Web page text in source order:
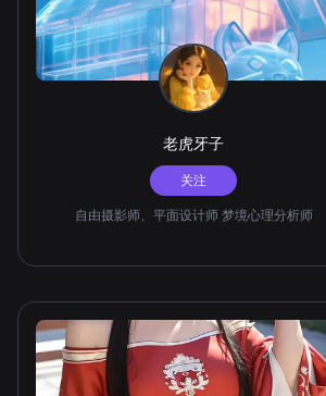
老虎牙子
关注
自由摄影师、平面设计师 梦境心理分析师